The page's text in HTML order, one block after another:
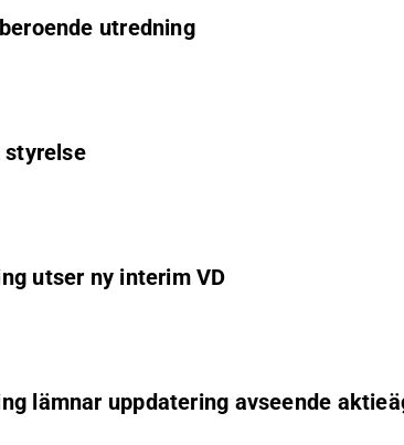
utredning
styrelse
utser ny interim VD
lämnar uppdatering avseende